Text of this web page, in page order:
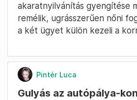
akaratnyilvánítás gyengítése
remélik, ugrásszerűen nőni
a két ügyet külön kezeli a
Pintér Luca
Gulyás az autópálya-